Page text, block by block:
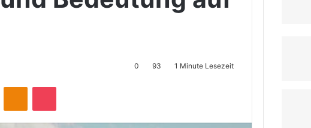
0 93 1 Minute Lesezeit